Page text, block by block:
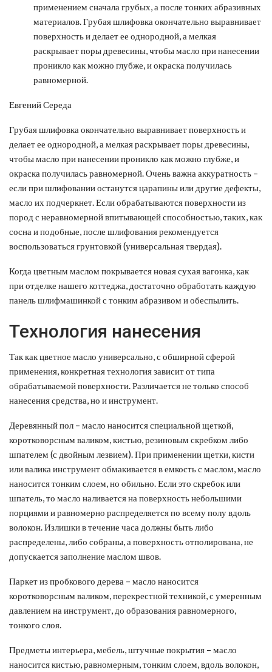
применением сначала грубых, а после тонких абразивных
материалов. Грубая шлифовка окончательно выравнивает
поверхность и делает ее однородной, а мелкая
раскрывает поры древесины, чтобы масло при нанесении
проникло как можно глубже, и окраска получилась
равномерной.
Евгений Середа
Грубая шлифовка окончательно выравнивает поверхность и
делает ее однородной, а мелкая раскрывает поры древесины,
чтобы масло при нанесении проникло как можно глубже, и
окраска получилась равномерной. Очень важна аккуратность –
если при шлифовании останутся царапины или другие дефекты,
масло их подчеркнет. Если обрабатываются поверхности из
пород с неравномерной впитывающей способностью, таких, как
сосна и подобные, после шлифования рекомендуется
воспользоваться грунтовкой (универсальная твердая).
Когда цветным маслом покрывается новая сухая вагонка, как
при отделке нашего коттеджа, достаточно обработать каждую
панель шлифмашинкой с тонким абразивом и обеспылить.
Технология нанесения
Так как цветное масло универсально, с обширной сферой
применения, конкретная технология зависит от типа
обрабатываемой поверхности. Различается не только способ
нанесения средства, но и инструмент.
Деревянный пол – масло наносится специальной щеткой,
коротковорсным валиком, кистью, резиновым скребком либо
шпателем (с двойным лезвием). При применении щетки, кисти
или валика инструмент обмакивается в емкость с маслом, масло
наносится тонким слоем, но обильно. Если это скребок или
шпатель, то масло наливается на поверхность небольшими
порциями и равномерно распределяется по всему полу вдоль
волокон. Излишки в течение часа должны быть либо
распределены, либо собраны, а поверхность отполирована, не
допускается заполнение маслом швов.
Паркет из пробкового дерева – масло наносится
коротковорсным валиком, перекрестной техникой, с умеренным
давлением на инструмент, до образования равномерного,
тонкого слоя.
Предметы интерьера, мебель, штучные покрытия – масло
наносится кистью, равномерным, тонким слоем, вдоль волокон,